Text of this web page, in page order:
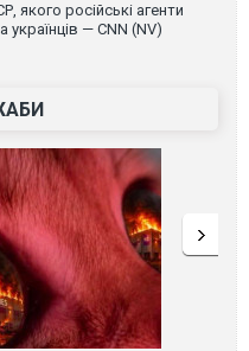
якого російські агенти
— CNN (NV)